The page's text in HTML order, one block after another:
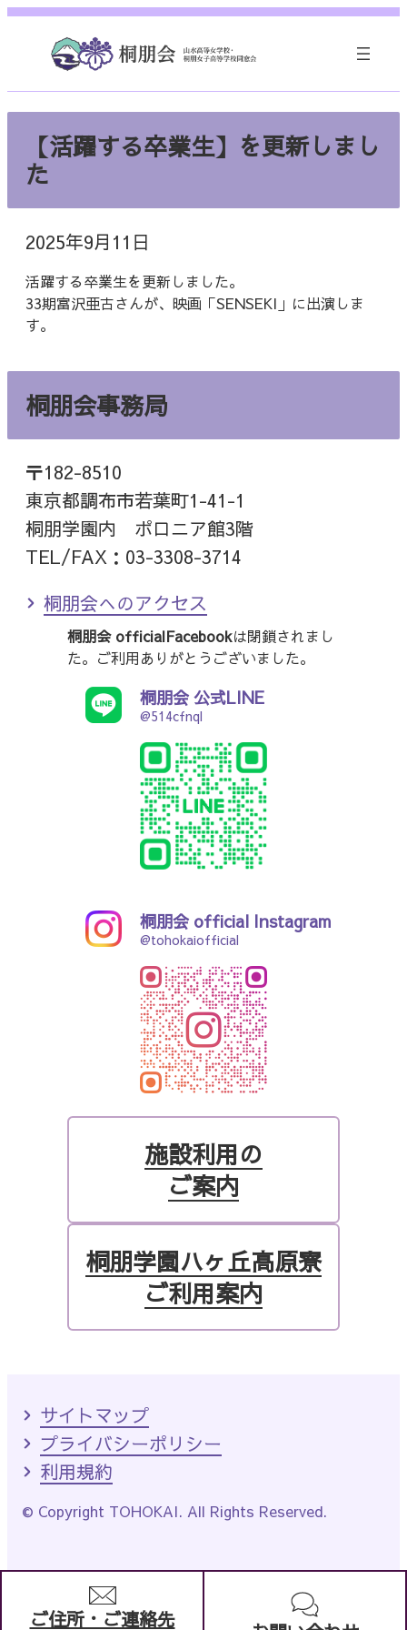
内
ご住所・ご連絡先
桐朋会事務局
〒182-8510
東京都調布市若葉町1-41-1
桐朋学園内 ポロニア館3階
TEL/FAX：03-3308-3714
桐朋会へのアクセス
桐朋会 officialFacebookは閉鎖されまし
た。ご利用ありがとうございました。
桐朋会 公式LINE
@514cfnql
桐朋会 official Instagram
@tohokaiofficial
施設利用の
ご案内
桐朋学園ハヶ丘高原寮
ご利用案内
【活躍する卒業生】を更新しまし
た
2025年9月11日
活躍する卒業生を更新しました。
33期富沢亜古さんが、映画「SENSEKI」に出演しま
す。
サイトマップ
プライバシーポリシー
利用規約
© Copyright TOHOKAI. All Rights Reserved.